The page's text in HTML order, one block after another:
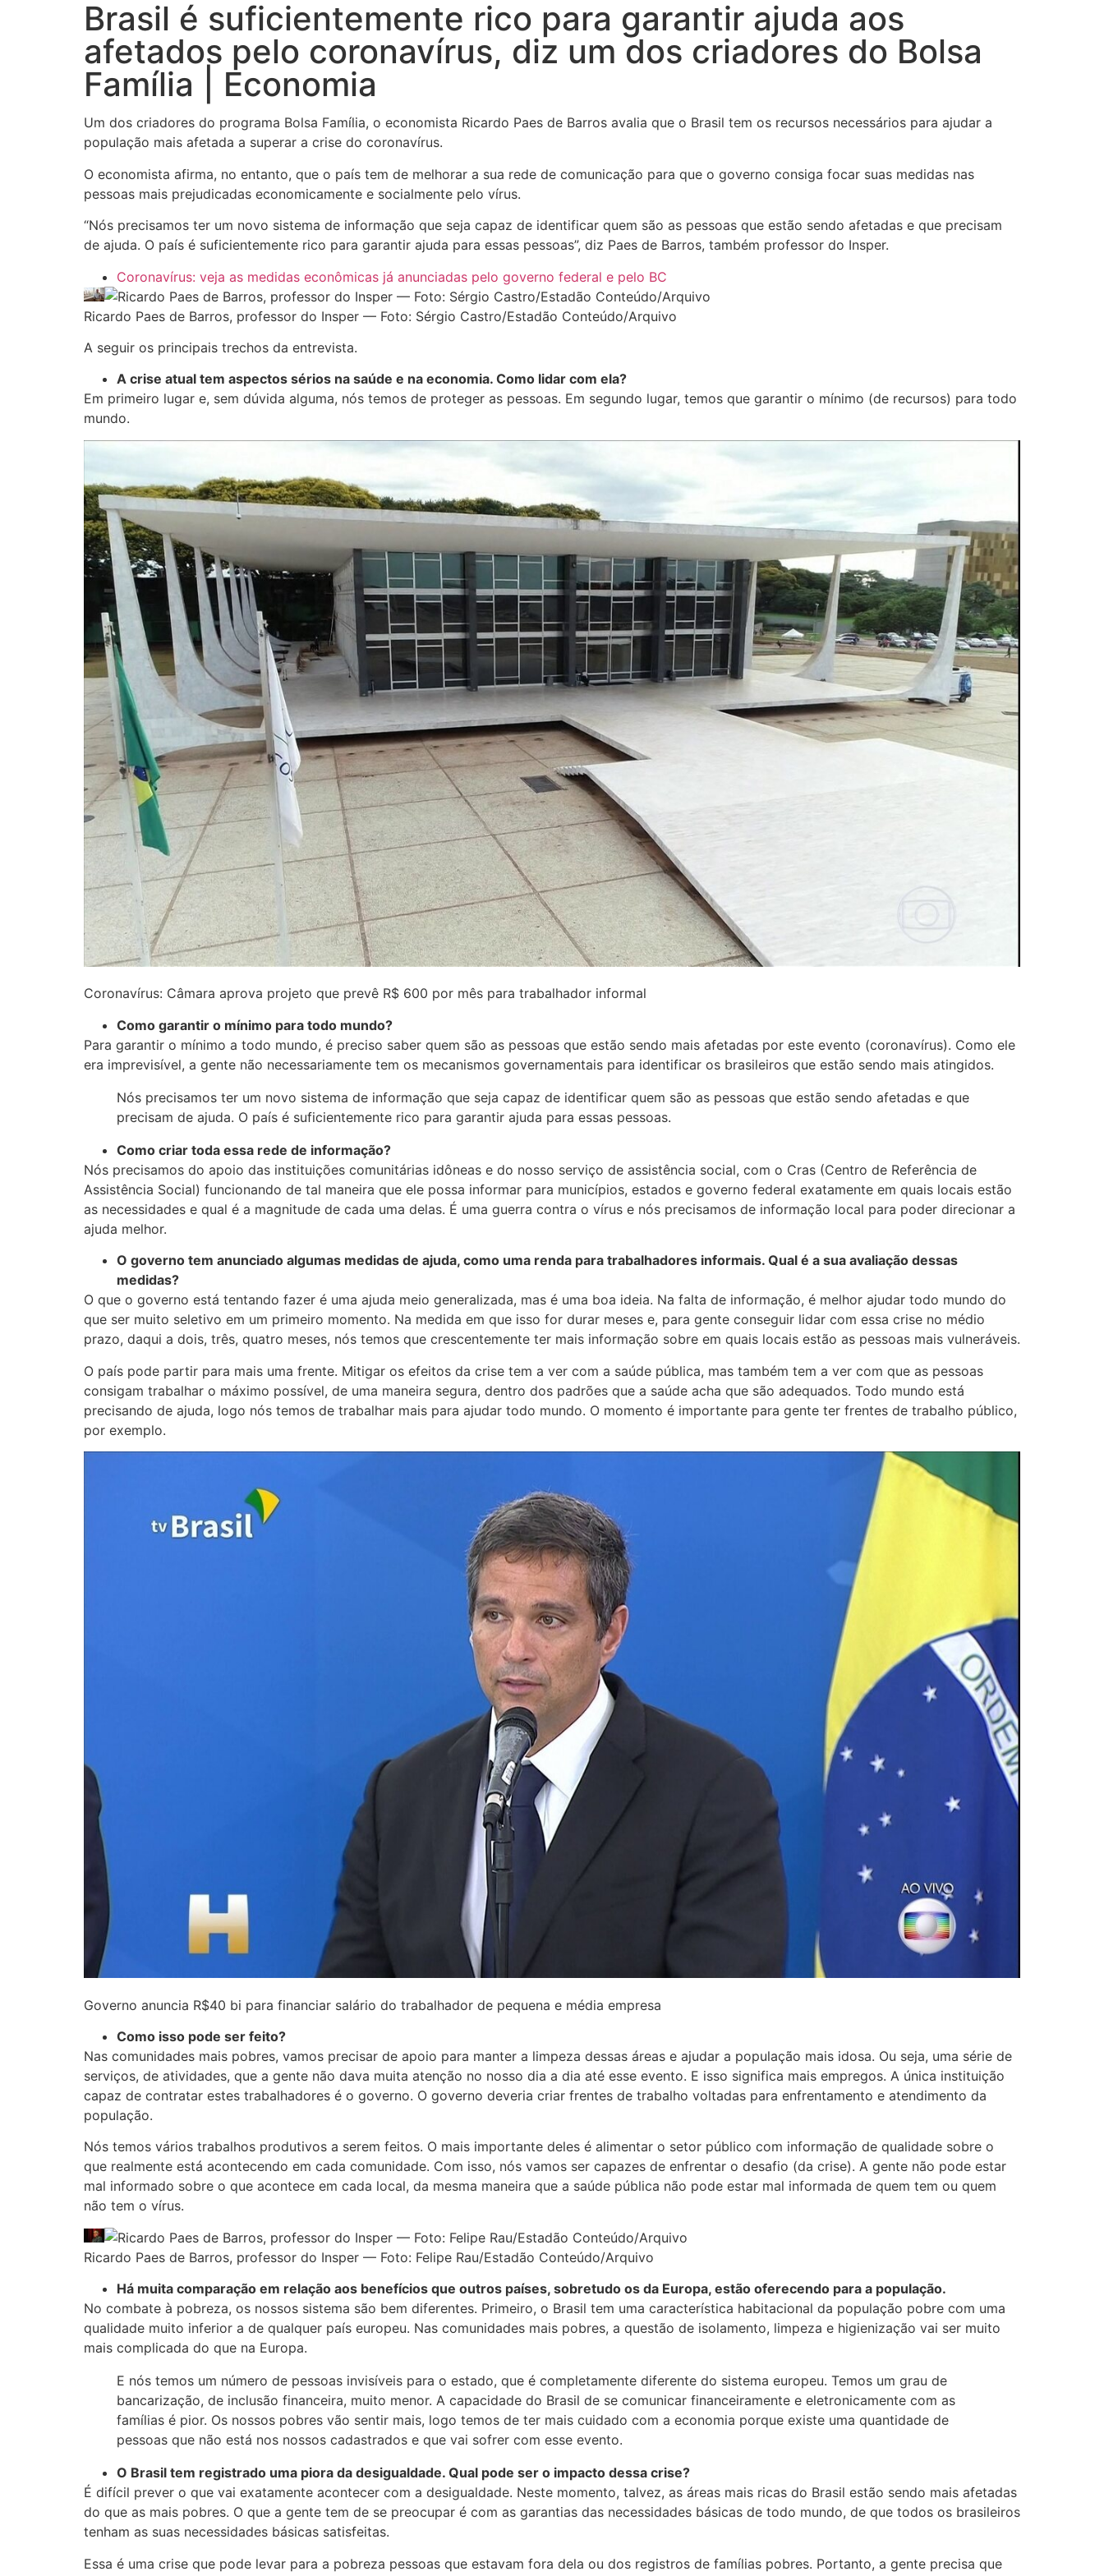
Brasil é suficientemente rico para garantir ajuda aos
afetados pelo coronavírus, diz um dos criadores do Bolsa
Família | Economia
Um dos criadores do programa Bolsa Família, o economista Ricardo Paes de Barros avalia que o Brasil tem os recursos necessários para ajudar a
população mais afetada a superar a crise do coronavírus.
O economista afirma, no entanto, que o país tem de melhorar a sua rede de comunicação para que o governo consiga focar suas medidas nas
pessoas mais prejudicadas economicamente e socialmente pelo vírus.
“Nós precisamos ter um novo sistema de informação que seja capaz de identificar quem são as pessoas que estão sendo afetadas e que precisam
de ajuda. O país é suficientemente rico para garantir ajuda para essas pessoas”, diz Paes de Barros, também professor do Insper.
Coronavírus: veja as medidas econômicas já anunciadas pelo governo federal e pelo BC
Ricardo Paes de Barros, professor do Insper — Foto: Sérgio Castro/Estadão Conteúdo/Arquivo
A seguir os principais trechos da entrevista.
A crise atual tem aspectos sérios na saúde e na economia. Como lidar com ela?
Em primeiro lugar e, sem dúvida alguma, nós temos de proteger as pessoas. Em segundo lugar, temos que garantir o mínimo (de recursos) para todo
mundo.
Coronavírus: Câmara aprova projeto que prevê R$ 600 por mês para trabalhador informal
Como garantir o mínimo para todo mundo?
Para garantir o mínimo a todo mundo, é preciso saber quem são as pessoas que estão sendo mais afetadas por este evento (coronavírus). Como ele
era imprevisível, a gente não necessariamente tem os mecanismos governamentais para identificar os brasileiros que estão sendo mais atingidos.
Nós precisamos ter um novo sistema de informação que seja capaz de identificar quem são as pessoas que estão sendo afetadas e que
precisam de ajuda. O país é suficientemente rico para garantir ajuda para essas pessoas.
Como criar toda essa rede de informação?
Nós precisamos do apoio das instituições comunitárias idôneas e do nosso serviço de assistência social, com o Cras (Centro de Referência de
Assistência Social) funcionando de tal maneira que ele possa informar para municípios, estados e governo federal exatamente em quais locais estão
as necessidades e qual é a magnitude de cada uma delas. É uma guerra contra o vírus e nós precisamos de informação local para poder direcionar a
ajuda melhor.
O governo tem anunciado algumas medidas de ajuda, como uma renda para trabalhadores informais. Qual é a sua avaliação dessas
medidas?
O que o governo está tentando fazer é uma ajuda meio generalizada, mas é uma boa ideia. Na falta de informação, é melhor ajudar todo mundo do
que ser muito seletivo em um primeiro momento. Na medida em que isso for durar meses e, para gente conseguir lidar com essa crise no médio
prazo, daqui a dois, três, quatro meses, nós temos que crescentemente ter mais informação sobre em quais locais estão as pessoas mais vulneráveis.
O país pode partir para mais uma frente. Mitigar os efeitos da crise tem a ver com a saúde pública, mas também tem a ver com que as pessoas
consigam trabalhar o máximo possível, de uma maneira segura, dentro dos padrões que a saúde acha que são adequados. Todo mundo está
precisando de ajuda, logo nós temos de trabalhar mais para ajudar todo mundo. O momento é importante para gente ter frentes de trabalho público,
por exemplo.
Governo anuncia R$40 bi para financiar salário do trabalhador de pequena e média empresa
Como isso pode ser feito?
Nas comunidades mais pobres, vamos precisar de apoio para manter a limpeza dessas áreas e ajudar a população mais idosa. Ou seja, uma série de
serviços, de atividades, que a gente não dava muita atenção no nosso dia a dia até esse evento. E isso significa mais empregos. A única instituição
capaz de contratar estes trabalhadores é o governo. O governo deveria criar frentes de trabalho voltadas para enfrentamento e atendimento da
população.
Nós temos vários trabalhos produtivos a serem feitos. O mais importante deles é alimentar o setor público com informação de qualidade sobre o
que realmente está acontecendo em cada comunidade. Com isso, nós vamos ser capazes de enfrentar o desafio (da crise). A gente não pode estar
mal informado sobre o que acontece em cada local, da mesma maneira que a saúde pública não pode estar mal informada de quem tem ou quem
não tem o vírus.
Ricardo Paes de Barros, professor do Insper — Foto: Felipe Rau/Estadão Conteúdo/Arquivo
Há muita comparação em relação aos benefícios que outros países, sobretudo os da Europa, estão oferecendo para a população.
No combate à pobreza, os nossos sistema são bem diferentes. Primeiro, o Brasil tem uma característica habitacional da população pobre com uma
qualidade muito inferior a de qualquer país europeu. Nas comunidades mais pobres, a questão de isolamento, limpeza e higienização vai ser muito
mais complicada do que na Europa.
E nós temos um número de pessoas invisíveis para o estado, que é completamente diferente do sistema europeu. Temos um grau de
bancarização, de inclusão financeira, muito menor. A capacidade do Brasil de se comunicar financeiramente e eletronicamente com as
famílias é pior. Os nossos pobres vão sentir mais, logo temos de ter mais cuidado com a economia porque existe uma quantidade de
pessoas que não está nos nossos cadastrados e que vai sofrer com esse evento.
O Brasil tem registrado uma piora da desigualdade. Qual pode ser o impacto dessa crise?
É difícil prever o que vai exatamente acontecer com a desigualdade. Neste momento, talvez, as áreas mais ricas do Brasil estão sendo mais afetadas
do que as mais pobres. O que a gente tem de se preocupar é com as garantias das necessidades básicas de todo mundo, de que todos os brasileiros
tenham as suas necessidades básicas satisfeitas.
Essa é uma crise que pode levar para a pobreza pessoas que estavam fora dela ou dos registros de famílias pobres. Portanto, a gente precisa que